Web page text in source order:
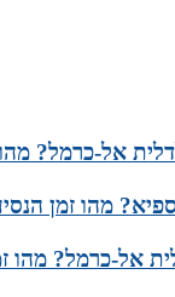
אל-כרמל?
מהו זמן
אל-כרמל? מהו